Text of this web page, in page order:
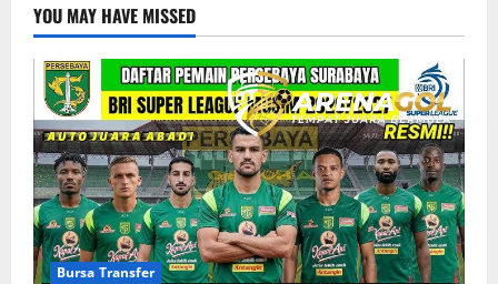
YOU MAY HAVE MISSED
Bursa Transfer